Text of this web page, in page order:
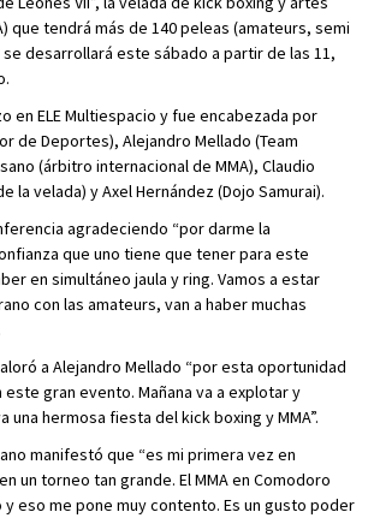
que tendrá más de 140 peleas (amateurs, semi
desarrollará este sábado a partir de las 11,
en ELE Multiespacio y fue encabezada por
de Deportes), Alejandro Mellado (Team
(árbitro internacional de MMA), Claudio
la velada) y Axel Hernández (Dojo Samurai).
agradeciendo “por darme la
que uno tiene que tener para este
en simultáneo jaula y ring. Vamos a estar
con las amateurs, van a haber muchas
a Alejandro Mellado “por esta oportunidad
este gran evento. Mañana va a explotar y
una hermosa fiesta del kick boxing y MMA”.
manifestó que “es mi primera vez en
un torneo tan grande. El MMA en Comodoro
eso me pone muy contento. Es un gusto poder